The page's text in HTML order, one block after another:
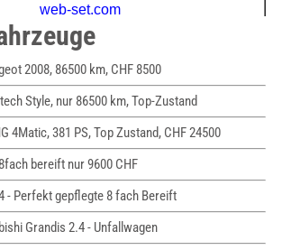
2008, 86500 km, CHF 8500
Style, nur 86500 km, Top-Zustand
4Matic, 381 PS, Top Zustand, CHF 24500
bereift nur 9600 CHF
- Perfekt gepflegte 8 fach Bereift
Grandis 2.4 - Unfallwagen